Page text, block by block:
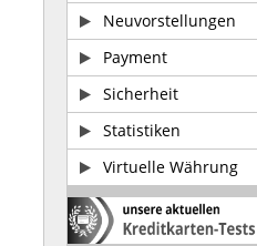
Neuvorstellungen
Payment
Sicherheit
Statistiken
Virtuelle Währung